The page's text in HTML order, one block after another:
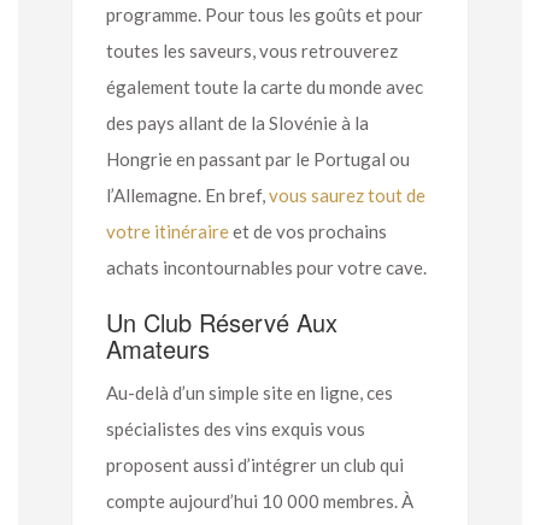
programme. Pour tous les goûts et pour
toutes les saveurs, vous retrouverez
également toute la carte du monde avec
des pays allant de la Slovénie à la
Hongrie en passant par le Portugal ou
l’Allemagne. En bref,vous saurez tout de
votre itinéraireet de vos prochains
achats incontournables pour votre cave.
Un Club Réservé Aux
Amateurs
Au-delà d’un simple site en ligne, ces
spécialistes des vins exquis vous
proposent aussi d’intégrer un club qui
compte aujourd’hui 10 000 membres. À